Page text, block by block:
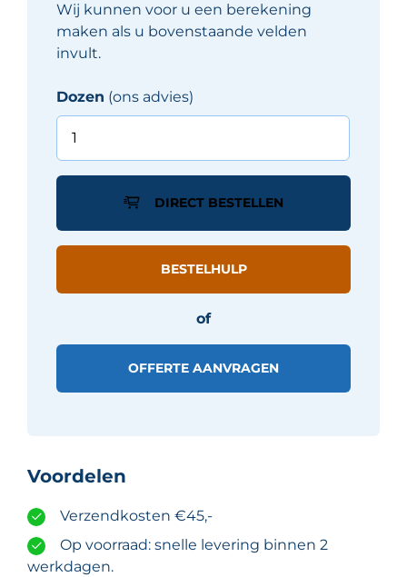
Wij kunnen voor u een berekening
maken als u bovenstaande velden
invult.
Dozen (ons advies)
Iris
PALLADIO
Antraciet
DIRECT BESTELLEN
BESTELHULP
of
OFFERTE AANVRAGEN
Voordelen
Verzendkosten €45,-
Op voorraad: snelle levering binnen 2
werkdagen.